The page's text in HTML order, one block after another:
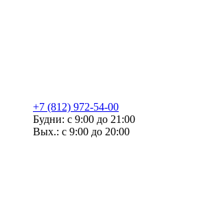
+7 (812) 972-54-00
Будни: с 9:00 до 21:00
Вых.: с 9:00 до 20:00